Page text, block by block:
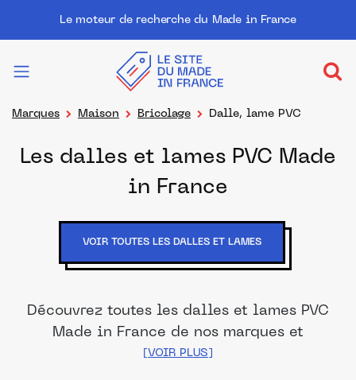
Le moteur de recherche du Made in France
Marques Maison Bricolage Dalle, lame PVC
Les dalles et lames PVC Made
in France
VOIR TOUTES LES DALLES ET LAMES
Découvrez toutes les dalles et lames PVC
Made in France de nos marques et
distributeurs partenaires. Des produits